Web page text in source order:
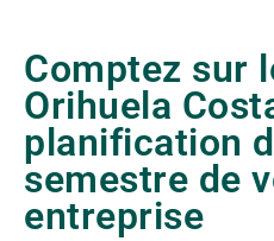
Comptez sur
Orihuela
planification
semestre de
entreprise